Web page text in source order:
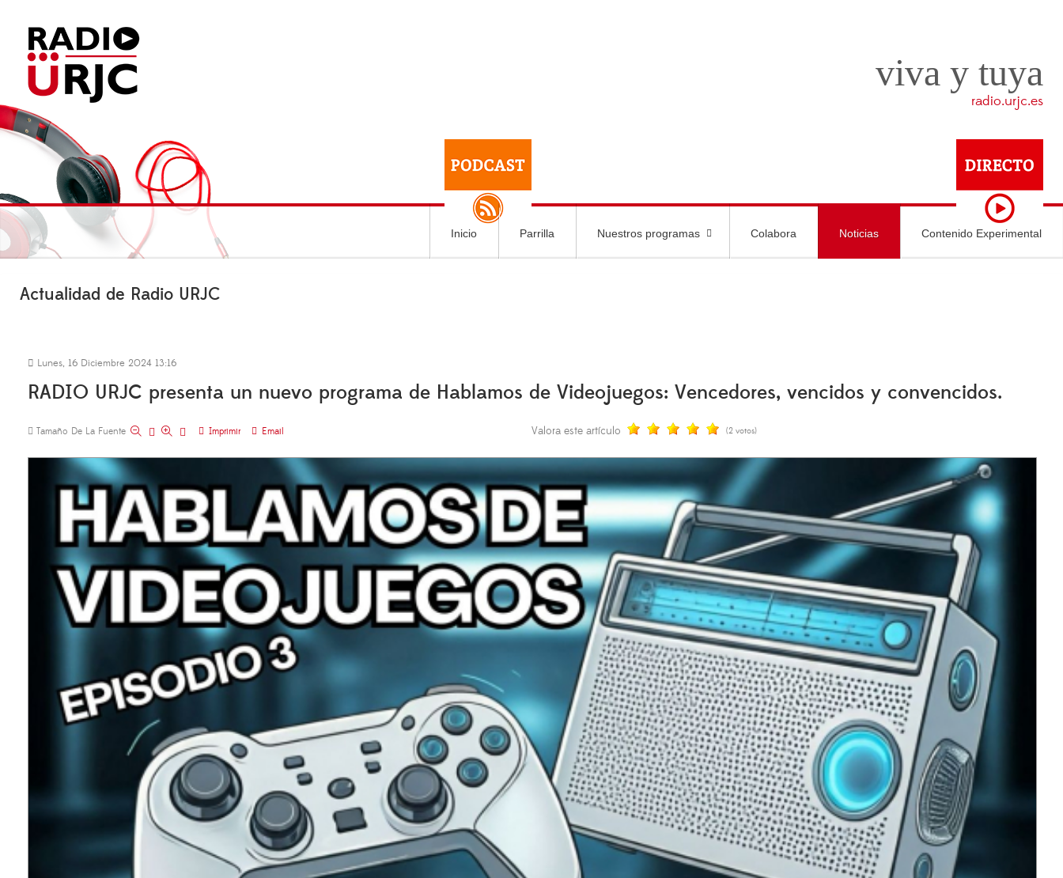
viva y tuya
radio.urjc.es
Inicio Parrilla Nuestros programas Colabora Noticias Contenido Experimental
Actualidad de Radio URJC
Lunes, 16 Diciembre 2024 13:16
RADIO URJC presenta un nuevo programa de Hablamos de Videojuegos: Vencedores, vencidos y convencidos.
Tamaño De La Fuente Imprimir Email Valora este artículo (2 votos)